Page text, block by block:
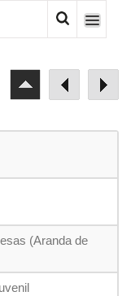
(Aranda de